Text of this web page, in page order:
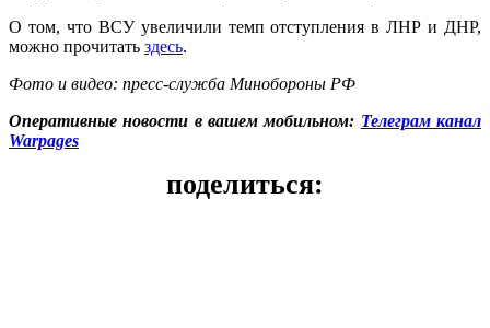
О том, что ВСУ увеличили темп отступления в ЛНР и ДНР,
можно прочитать здесь.
Фото и видео: пресс-служба Минобороны РФ
Оперативные новости в вашем мобильном: Телеграм канал
Warpages
поделиться: